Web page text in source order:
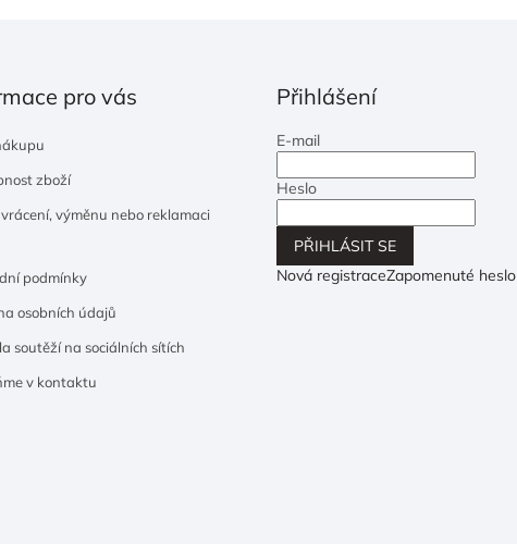
pro vás
zboží
vrácení, výměnu nebo reklamaci
podmínky
osobních údajů
soutěží na sociálních sítích
v kontaktu
Přihlášení
E-mail
Heslo
PŘIHLÁSIT SE
Nová registraceZapomenuté heslo